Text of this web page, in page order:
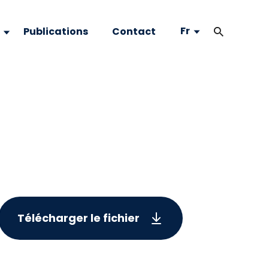
Publications Contact Fr
Télécharger le fichier